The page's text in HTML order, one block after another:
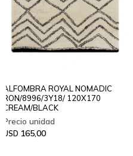
ALFOMBRA ROYAL NOMADIC
RON/8996/3Y18/ 120X170
CREAM/BLACK
USD 165,00